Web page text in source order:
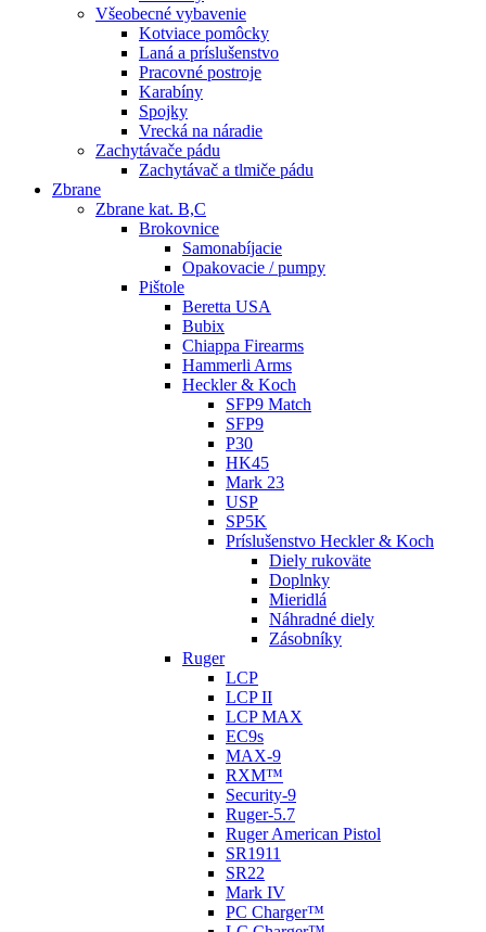
Všeobecné vybavenie
Kotviace pomôcky
Laná a príslušenstvo
Pracovné postroje
Karabíny
Spojky
Vrecká na náradie
Zachytávače pádu
Zachytávač a tlmiče pádu
Zbrane
Zbrane kat. B,C
Brokovnice
Samonabíjacie
Opakovacie / pumpy
Pištole
Beretta USA
Bubix
Chiappa Firearms
Hammerli Arms
Heckler & Koch
SFP9 Match
SFP9
P30
HK45
Mark 23
USP
SP5K
Príslušenstvo Heckler & Koch
Diely rukoväte
Doplnky
Mieridlá
Náhradné diely
Zásobníky
Ruger
LCP
LCP II
LCP MAX
EC9s
MAX-9
RXM™
Security-9
Ruger-5.7
Ruger American Pistol
SR1911
SR22
Mark IV
PC Charger™